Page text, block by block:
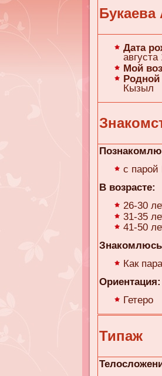
Дата
августа
Мой
Родной
Кызыл
с
В возрасте:
26-30
31-35
41-50
Знакомлюсь
Как
Ориентация:
Гетеро
Типаж